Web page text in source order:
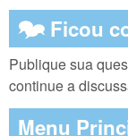
🗫 Ficou
Publique sua
continue a
Menu